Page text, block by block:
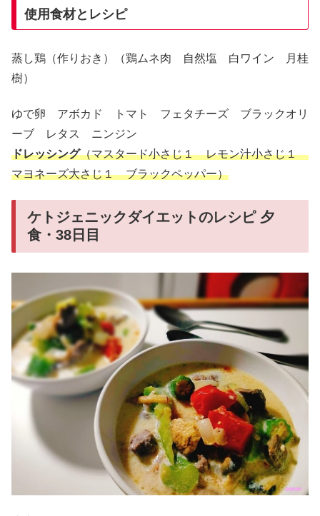
使用食材とレシピ
蒸し鶏（作りおき）（鶏ムネ肉 自然塩 白ワイン 月桂
樹）
ゆで卵 アボカド トマト フェタチーズ ブラックオリ
ーブ レタス ニンジン
ドレッシング（マスタード小さじ１ レモン汁小さじ１
マヨネーズ大さじ１ ブラックペッパー）
ケトジェニックダイエットのレシピ 夕
食・38日目